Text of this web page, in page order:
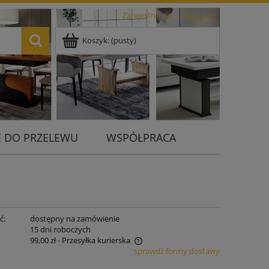
Zarejestruj się Zaloguj się
Koszyk:(pusty)
DO PRZELEWU WSPÓŁPRACA
dostępny na zamówienie
15 dni roboczych
99,00 zł- Przesyłka kurierska
sprawdź formy dostawy